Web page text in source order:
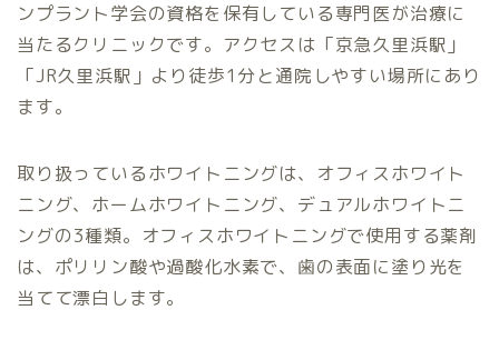
ンプラント学会の資格を保有している専門医が治療に
当たるクリニックです。アクセスは「京急久里浜駅」
「JR久里浜駅」より徒歩1分と通院しやすい場所にあり
ます。
取り扱っているホワイトニングは、オフィスホワイト
ニング、ホームホワイトニング、デュアルホワイトニ
ングの3種類。オフィスホワイトニングで使用する薬剤
は、ポリリン酸や過酸化水素で、歯の表面に塗り光を
当てて漂白します。